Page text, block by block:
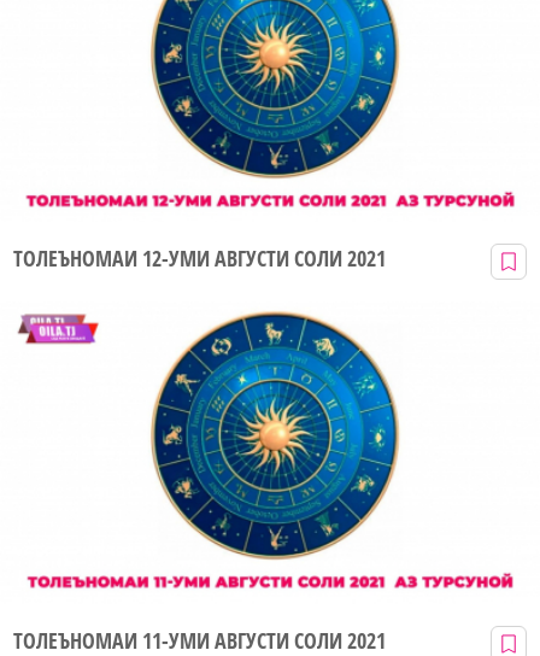
ТОЛЕЪНОМАИ 12-УМИ АВГУСТИ СОЛИ 2021
ТОЛЕЪНОМАИ 11-УМИ АВГУСТИ СОЛИ 2021